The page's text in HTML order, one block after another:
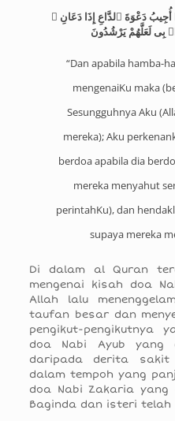
دَعْوَةَ ٱلدَّاعِ إِذَا دَعَانِ
بِى لَعَلَّهُمْ يَرْشُدُونَ
“Dan apabila hamba-
mengenaiKu maka
Sesungguhnya Aku
mereka); Aku
berdoa apabila dia
mereka menyahut
perintahKu), dan
supaya mereka
Di dalam al Quran
mengenai kisah doa
Allah lalu
taufan besar dan
pengikut-pengikutnya
doa Nabi Ayub yang
daripada derita sakit
dalam tempoh yang
doa Nabi Zakaria
Baginda dan isteri telah